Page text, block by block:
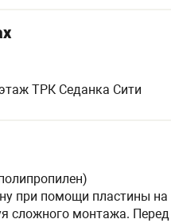
ТРК Седанка Сити
при помощи пластины на
сложного монтажа. Перед